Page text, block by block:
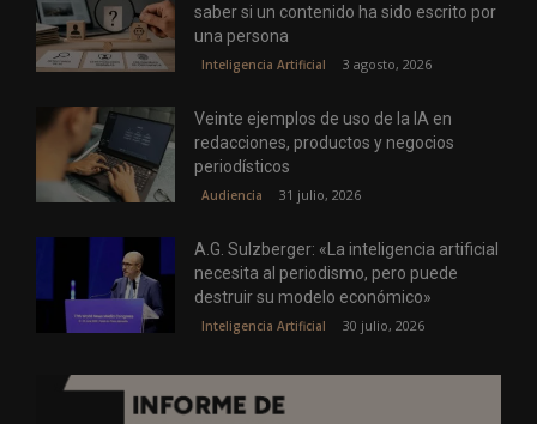
saber si un contenido ha sido escrito por
una persona
Inteligencia Artificial 3 agosto, 2026
Veinte ejemplos de uso de la IA en
redacciones, productos y negocios
periodísticos
Audiencia 31 julio, 2026
A.G. Sulzberger: «La inteligencia artificial
necesita al periodismo, pero puede
destruir su modelo económico»
Inteligencia Artificial 30 julio, 2026